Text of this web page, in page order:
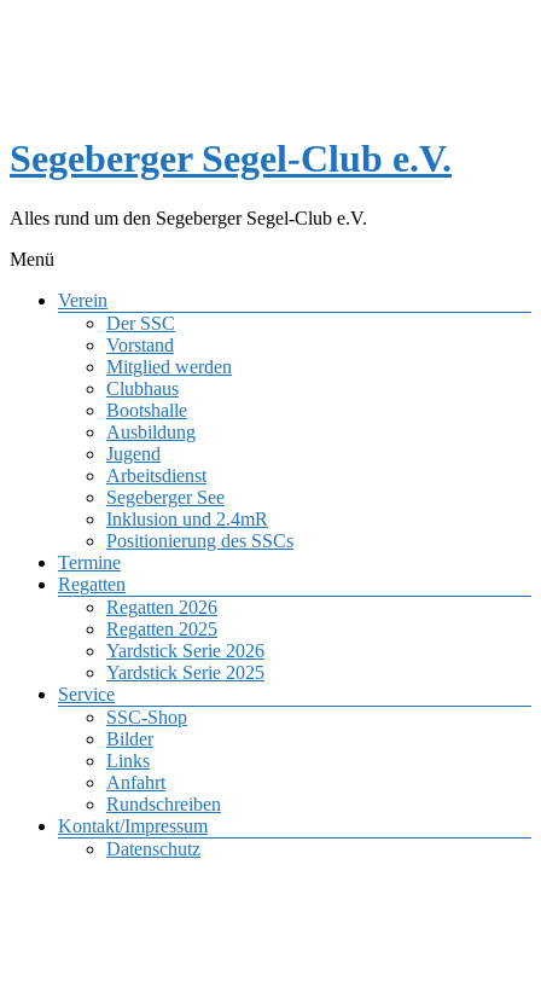
Segeberger Segel-Club e.V.
Alles rund um den Segeberger Segel-Club e.V.
Menü
Verein
Der SSC
Vorstand
Mitglied werden
Clubhaus
Bootshalle
Ausbildung
Jugend
Arbeitsdienst
Segeberger See
Inklusion und 2.4mR
Positionierung des SSCs
Termine
Regatten
Regatten 2026
Regatten 2025
Yardstick Serie 2026
Yardstick Serie 2025
Service
SSC-Shop
Bilder
Links
Anfahrt
Rundschreiben
Kontakt/Impressum
Datenschutz